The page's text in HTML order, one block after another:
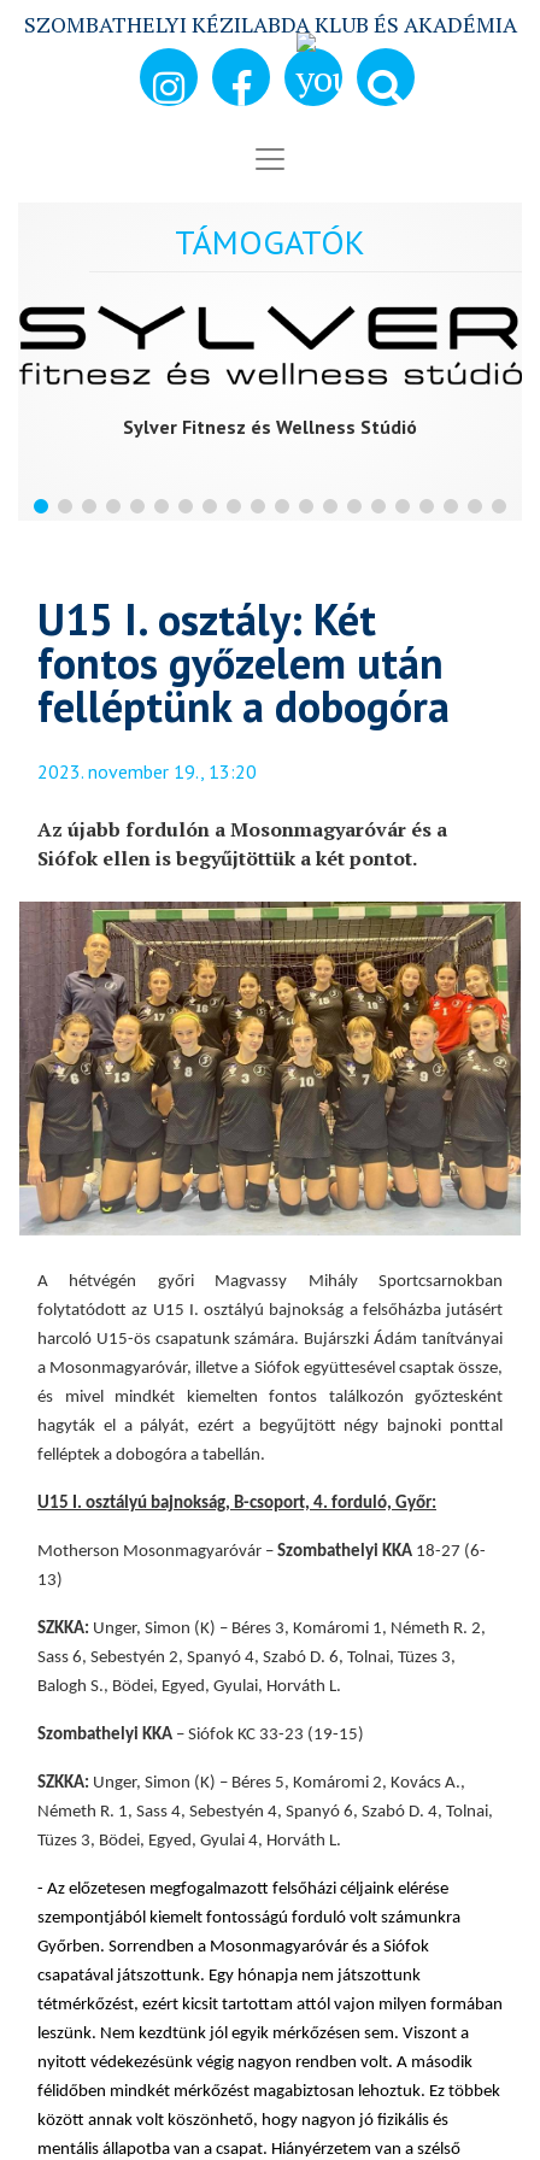
SZOMBATHELYI KÉZILABDA KLUB ÉS AKADÉMIA
TÁMOGATÓK
Sylver Fitnesz és Wellness Stúdió
U15 I. osztály: Két
fontos győzelem után
felléptünk a dobogóra
2023. november 19., 13:20
Az újabb fordulón a Mosonmagyaróvár és a
Siófok ellen is begyűjtöttük a két pontot.
A hétvégén győri Magvassy Mihály Sportcsarnokban
folytatódott az U15 I. osztályú bajnokság a felsőházba jutásért
harcoló U15-ös csapatunk számára. Bujárszki Ádám tanítványai
a Mosonmagyaróvár, illetve a Siófok együttesével csaptak össze,
és mivel mindkét kiemelten fontos találkozón győztesként
hagyták el a pályát, ezért a begyűjtött négy bajnoki ponttal
felléptek a dobogóra a tabellán.
U15 I. osztályú bajnokság, B-csoport, 4. forduló, Győr:
Motherson Mosonmagyaróvár – Szombathelyi KKA 18-27 (6-
13)
SZKKA: Unger, Simon (K) – Béres 3, Komáromi 1, Németh R. 2,
Sass 6, Sebestyén 2, Spanyó 4, Szabó D. 6, Tolnai, Tüzes 3,
Balogh S., Bödei, Egyed, Gyulai, Horváth L.
Szombathelyi KKA – Siófok KC 33-23 (19-15)
SZKKA: Unger, Simon (K) – Béres 5, Komáromi 2, Kovács A.,
Németh R. 1, Sass 4, Sebestyén 4, Spanyó 6, Szabó D. 4, Tolnai,
Tüzes 3, Bödei, Egyed, Gyulai 4, Horváth L.
- Az előzetesen megfogalmazott felsőházi céljaink elérése
szempontjából kiemelt fontosságú forduló volt számunkra
Győrben. Sorrendben a Mosonmagyaróvár és a Siófok
csapatával játszottunk. Egy hónapja nem játszottunk
tétmérkőzést, ezért kicsit tartottam attól vajon milyen formában
leszünk. Nem kezdtünk jól egyik mérkőzésen sem. Viszont a
nyitott védekezésünk végig nagyon rendben volt. A második
félidőben mindkét mérkőzést magabiztosan lehoztuk. Ez többek
között annak volt köszönhető, hogy nagyon jó fizikális és
mentális állapotba van a csapat. Hiányérzetem van a szélső